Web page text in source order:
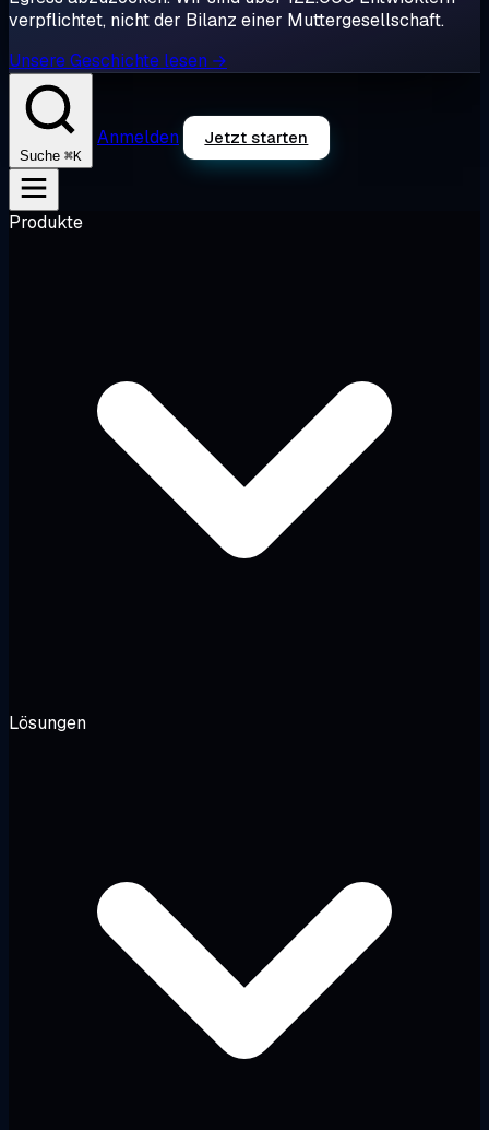
verpflichtet, nicht der Bilanz einer Muttergesellschaft.
Unsere Geschichte lesen →
Suche ⌘K
Anmelden Jetzt starten
Produkte
Lösungen